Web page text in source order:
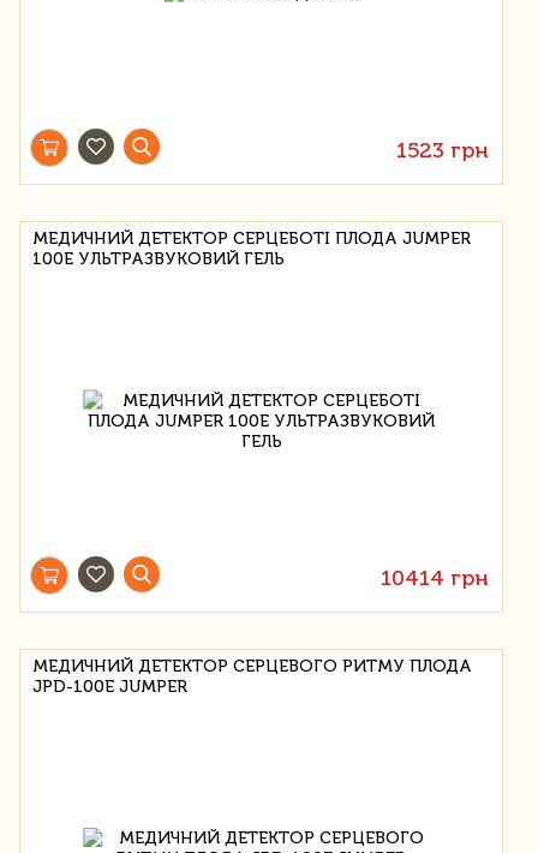
1523 грн
МЕДИЧНИЙ ДЕТЕКТОР СЕРЦЕБОТІ ПЛОДА JUMPER
100E УЛЬТРАЗВУКОВИЙ ГЕЛЬ
10414 грн
МЕДИЧНИЙ ДЕТЕКТОР СЕРЦЕВОГО РИТМУ ПЛОДА
JPD-100E JUMPER